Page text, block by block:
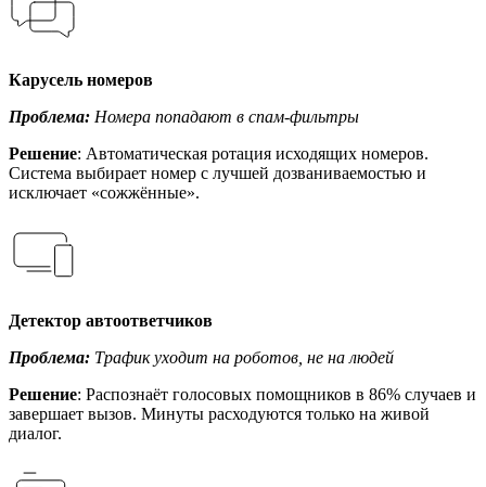
Карусель номеров
Проблема: Номера попадают в спам-фильтры
Решение: Автоматическая ротация исходящих номеров.
Система выбирает номер с лучшей дозваниваемостью и
исключает «сожжённые».
Детектор автоответчиков
Проблема: Трафик уходит на роботов, не на людей
Решение: Распознаёт голосовых помощников в 86% случаев и
завершает вызов. Минуты расходуются только на живой
диалог.